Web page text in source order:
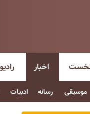
اخبار
موسیقی رسانه ادبیات